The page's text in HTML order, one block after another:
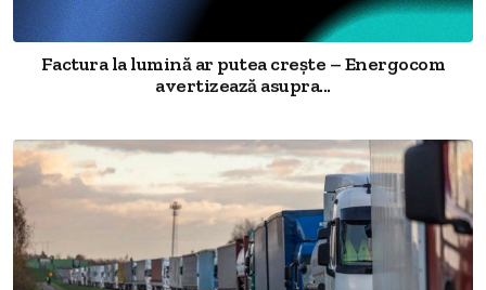
Factura la lumină ar putea crește – Energocom
avertizează asupra...